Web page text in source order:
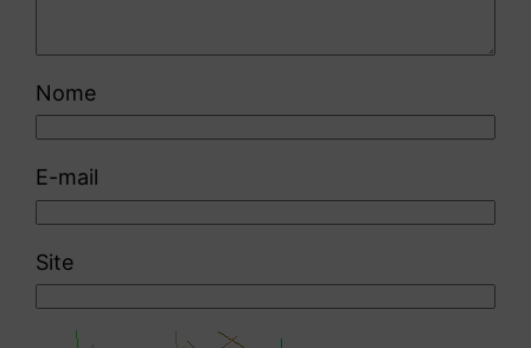
Nome
E-mail
Site